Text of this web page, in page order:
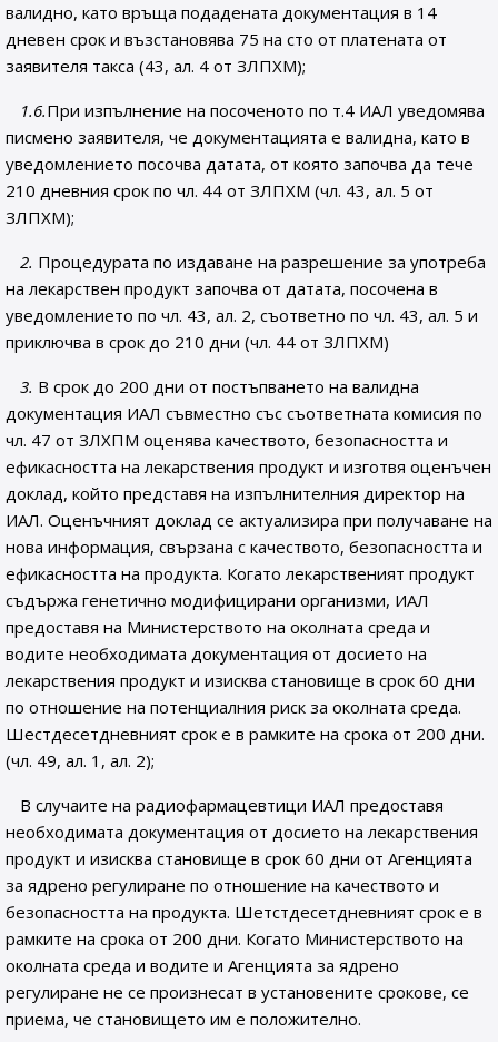
валидно, като връща подадената документация в 14
дневен срок и възстановява 75 на сто от платената от
заявителя такса (43, ал. 4 от ЗЛПХМ);
1.6.При изпълнение на посоченото по т.4 ИАЛ уведомява
писмено заявителя, че документацията е валидна, като в
уведомлението посочва датата, от която започва да тече
210 дневния срок по чл. 44 от ЗЛПХМ (чл. 43, ал. 5 от
ЗЛПХМ);
2. Процедурата по издаване на разрешение за употреба
на лекарствен продукт започва от датата, посочена в
уведомлението по чл. 43, ал. 2, съответно по чл. 43, ал. 5 и
приключва в срок до 210 дни (чл. 44 от ЗЛПХМ)
3. В срок до 200 дни от постъпването на валидна
документация ИАЛ съвместно със съответната комисия по
чл. 47 от ЗЛХПМ оценява качеството, безопасността и
ефикасността на лекарствения продукт и изготвя оценъчен
доклад, който представя на изпълнителния директор на
ИАЛ. Оценъчният доклад се актуализира при получаване на
нова информация, свързана с качеството, безопасността и
ефикасността на продукта. Когато лекарственият продукт
съдържа генетично модифицирани организми, ИАЛ
предоставя на Министерството на околната среда и
водите необходимата документация от досието на
лекарствения продукт и изисква становище в срок 60 дни
по отношение на потенциалния риск за околната среда.
Шестдесетдневният срок е в рамките на срока от 200 дни.
(чл. 49, ал. 1, ал. 2);
В случаите на радиофармацевтици ИАЛ предоставя
необходимата документация от досието на лекарствения
продукт и изисква становище в срок 60 дни от Агенцията
за ядрено регулиране по отношение на качеството и
безопасността на продукта. Шетстдесетдневният срок е в
рамките на срока от 200 дни. Когато Министерството на
околната среда и водите и Агенцията за ядрено
регулиране не се произнесат в установените срокове, се
приема, че становището им е положително.